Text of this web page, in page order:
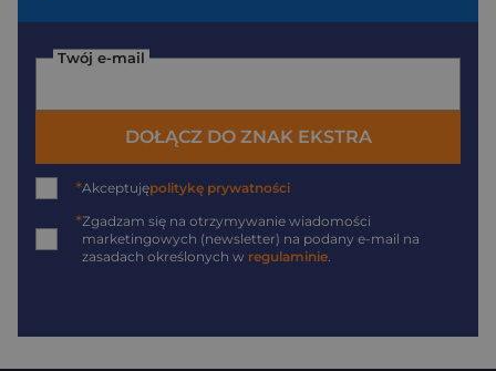
Twój e-mail
DOŁĄCZ DO ZNAK EKSTRA
*Akceptujępolitykę prywatności
*Zgadzam się na otrzymywanie wiadomości
marketingowych (newsletter) na podany e-mail na
zasadach określonych w regulaminie.